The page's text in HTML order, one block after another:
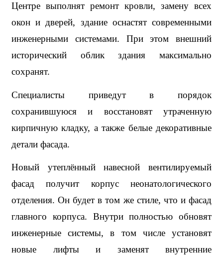
Центре выполнят ремонт кровли, замену всех
окон и дверей, здание оснастят современными
инженерными системами. При этом внешний
исторический облик здания максимально
сохранят.
Специалисты приведут в порядок
сохранившуюся и восстановят утраченную
кирпичную кладку, а также белые декоративные
детали фасада.
Новый утеплённый навесной вентилируемый
фасад получит корпус неонатологического
отделения. Он будет в том же стиле, что и фасад
главного корпуса. Внутри полностью обновят
инженерные системы, в том числе установят
новые лифты и заменят внутренние